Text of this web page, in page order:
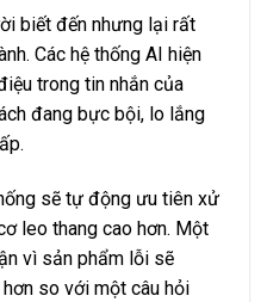
biết đến nhưng lại rất
Các hệ thống AI hiện
trong tin nhắn của
đang bực bội, lo lắng
sẽ tự động ưu tiên xử
leo thang cao hơn. Một
vì sản phẩm lỗi sẽ
so với một câu hỏi